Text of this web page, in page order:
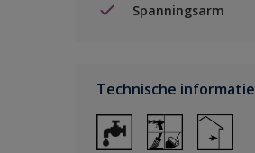
Spanningsarm
Technische informatie